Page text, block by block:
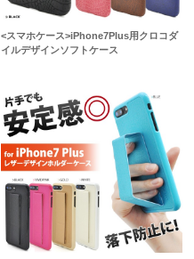
<スマホケース>iPhone7Plus用クロコダ
イルデザインソフトケース